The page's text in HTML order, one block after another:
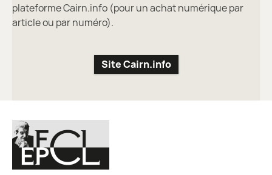
plateforme Cairn.info (pour un achat numérique par
article ou par numéro).
Site Cairn.info